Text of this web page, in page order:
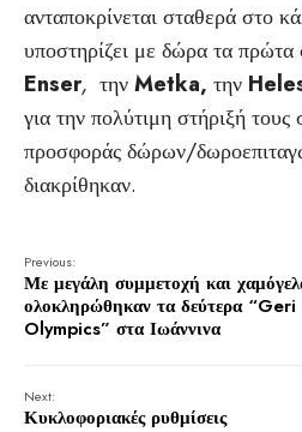
ανταποκρίνεται σταθερά στο
υποστηρίζει με δώρα τα
Enser, τηνMetka, την H
για την πολύτιμη στήριξή
προσφοράς δώρων/
διακρίθηκαν.
Previous:
Με μεγάλη συμμετοχή και
ολοκληρώθηκαν τα δεύτερα “Geri
Olympics” στα Ιωάννινα
Next:
Κυκλοφοριακές ρυθμίσεις